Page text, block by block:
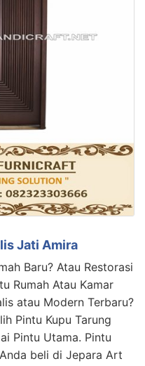
Jati Amira
Baru? Atau Restorasi
Rumah Atau Kamar
atau Modern Terbaru?
Pintu Kupu Tarung
Pintu Utama. Pintu
beli di Jepara Art